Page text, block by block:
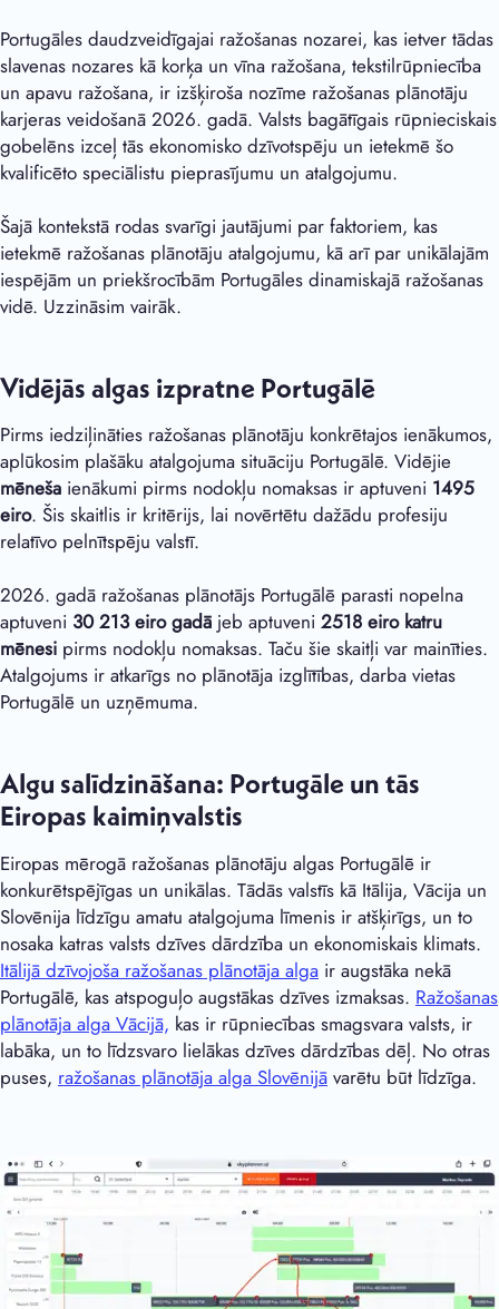
Portugāles daudzveidīgajai ražošanas nozarei, kas ietver tādas
slavenas nozares kā korķa un vīna ražošana, tekstilrūpniecība
un apavu ražošana, ir izšķiroša nozīme ražošanas plānotāju
karjeras veidošanā 2026. gadā. Valsts bagātīgais rūpnieciskais
gobelēns izceļ tās ekonomisko dzīvotspēju un ietekmē šo
kvalificēto speciālistu pieprasījumu un atalgojumu.
Šajā kontekstā rodas svarīgi jautājumi par faktoriem, kas
ietekmē ražošanas plānotāju atalgojumu, kā arī par unikālajām
iespējām un priekšrocībām Portugāles dinamiskajā ražošanas
vidē. Uzzināsim vairāk.
Vidējās algas izpratne Portugālē
Pirms iedziļināties ražošanas plānotāju konkrētajos ienākumos,
aplūkosim plašāku atalgojuma situāciju Portugālē. Vidējie
mēneša ienākumi pirms nodokļu nomaksas ir aptuveni 1495
eiro. Šis skaitlis ir kritērijs, lai novērtētu dažādu profesiju
relatīvo pelnītspēju valstī.
2026. gadā ražošanas plānotājs Portugālē parasti nopelna
aptuveni 30 213 eiro gadā jeb aptuveni 2518 eiro katru
mēnesi pirms nodokļu nomaksas. Taču šie skaitļi var mainīties.
Atalgojums ir atkarīgs no plānotāja izglītības, darba vietas
Portugālē un uzņēmuma.
Algu salīdzināšana: Portugāle un tās
Eiropas kaimiņvalstis
Eiropas mērogā ražošanas plānotāju algas Portugālē ir
konkurētspējīgas un unikālas. Tādās valstīs kā Itālija, Vācija un
Slovēnija līdzīgu amatu atalgojuma līmenis ir atšķirīgs, un to
nosaka katras valsts dzīves dārdzība un ekonomiskais klimats.
Itālijā dzīvojoša ražošanas plānotāja alga ir augstāka nekā
Portugālē, kas atspoguļo augstākas dzīves izmaksas. Ražošanas
plānotāja alga Vācijā, kas ir rūpniecības smagsvara valsts, ir
labāka, un to līdzsvaro lielākas dzīves dārdzības dēļ. No otras
puses, ražošanas plānotāja alga Slovēnijā varētu būt līdzīga.